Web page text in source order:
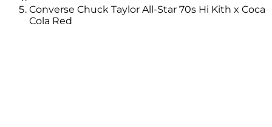
Converse Chuck Taylor All-Star 70s Hi Kith x Coca
Cola Red